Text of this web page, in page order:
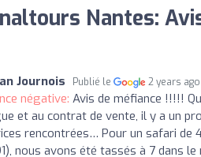
Nantes:
Journois Publié le 2 years ago
négative: Avis de méfiance !!!!!
et au contrat de vente, il y a un
rencontrées… Pour un safari de
nous avons été tassés à 7 dans